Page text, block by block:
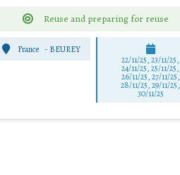
Reuse and preparing for reuse
France - BEUREY
22/11/25,23/11/25,
24/11/25,25/11/25,
26/11/25,27/11/25,
28/11/25,29/11/25,
30/11/25